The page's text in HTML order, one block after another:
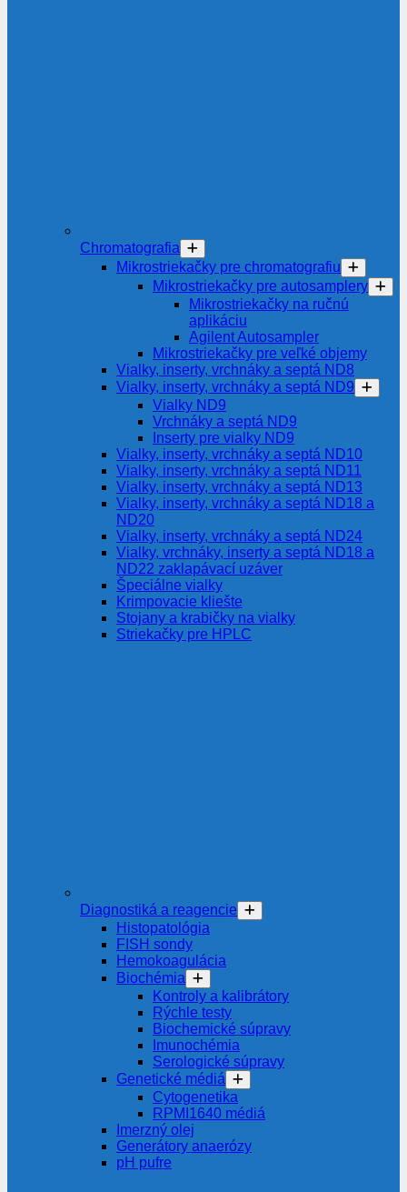
Chromatografia
Mikrostriekačky pre chromatografiu
Mikrostriekačky pre autosamplery
Mikrostriekačky na ručnú
aplikáciu
Agilent Autosampler
Mikrostriekačky pre veľké objemy
Vialky, inserty, vrchnáky a septá ND8
Vialky, inserty, vrchnáky a septá ND9
Vialky ND9
Vrchnáky a septá ND9
Inserty pre vialky ND9
Vialky, inserty, vrchnáky a septá ND10
Vialky, inserty, vrchnáky a septá ND11
Vialky, inserty, vrchnáky a septá ND13
Vialky, inserty, vrchnáky a septá ND18 a
ND20
Vialky, inserty, vrchnáky a septá ND24
Vialky, vrchnáky, inserty a septá ND18 a
ND22 zaklapávací uzáver
Špeciálne vialky
Krimpovacie kliešte
Stojany a krabičky na vialky
Striekačky pre HPLC
Diagnostiká a reagencie
Histopatológia
FISH sondy
Hemokoagulácia
Biochémia
Kontroly a kalibrátory
Rýchle testy
Biochemické súpravy
Imunochémia
Serologické súpravy
Genetické médiá
Cytogenetika
RPMI1640 médiá
Imerzný olej
Generátory anaerózy
pH pufre